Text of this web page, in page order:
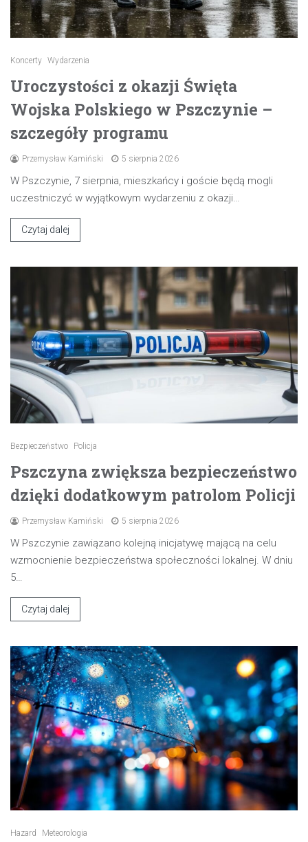
Koncerty Wydarzenia
Uroczystości z okazji Święta
Wojska Polskiego w Pszczynie –
szczegóły programu
Przemysław Kamiński 5 sierpnia 2026
W Pszczynie, 7 sierpnia, mieszkańcy i goście będą mogli
uczestniczyć w wyjątkowym wydarzeniu z okazji…
Czytaj dalej
Bezpieczeństwo Policja
Pszczyna zwiększa bezpieczeństwo
dzięki dodatkowym patrolom Policji
Przemysław Kamiński 5 sierpnia 2026
W Pszczynie zawiązano kolejną inicjatywę mającą na celu
wzmocnienie bezpieczeństwa społeczności lokalnej. W dniu
5…
Czytaj dalej
Hazard Meteorologia